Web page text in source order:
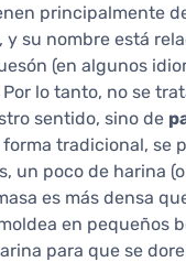
principalmente
y su nombre está
(en algunos
lo tanto, no se
sentido, sino de
forma tradicional, se
un poco de harina
es más densa
en pequeños
para que se